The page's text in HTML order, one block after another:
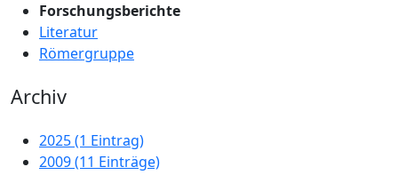
Forschungsberichte
Literatur
Römergruppe
Archiv
2025 (1 Eintrag)
2009 (11 Einträge)